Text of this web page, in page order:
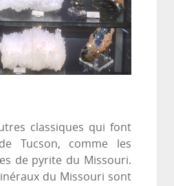
classiques qui font
Tucson, comme les
de pyrite du Missouri.
du Missouri sont